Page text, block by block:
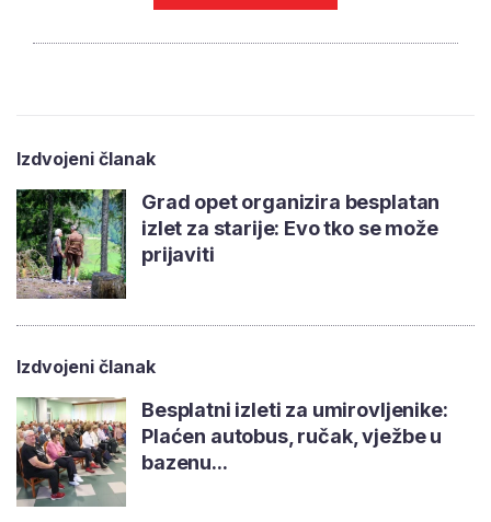
Izdvojeni članak
Grad opet organizira besplatan
izlet za starije: Evo tko se može
prijaviti
Izdvojeni članak
Besplatni izleti za umirovljenike:
Plaćen autobus, ručak, vježbe u
bazenu...